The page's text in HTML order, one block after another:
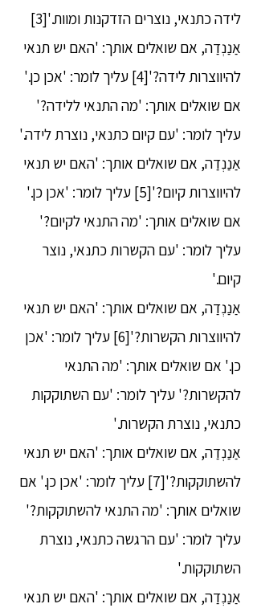
לידה כתנאי, נוצרים הזדקנות ומוות.'[3]
אַנַנְדַה, אם שואלים אותך: 'האם יש תנאי
להיווצרות לידה?'[4] עליך לומר: 'אכן כן.'
אם שואלים אותך: 'מה התנאי ללידה?'
עליך לומר: 'עם קיום כתנאי, נוצרת לידה.'
אַנַנְדַה, אם שואלים אותך: 'האם יש תנאי
להיווצרות קיום?'[5] עליך לומר: 'אכן כן.'
אם שואלים אותך: 'מה התנאי לקיום?'
עליך לומר: 'עם הקשרות כתנאי, נוצר
קיום.'
אַנַנְדַה, אם שואלים אותך: 'האם יש תנאי
להיווצרות הקשרות?'[6] עליך לומר: 'אכן
כן.' אם שואלים אותך: 'מה התנאי
להקשרות?' עליך לומר: 'עם השתוקקות
כתנאי, נוצרת הקשרות.'
אַנַנְדַה, אם שואלים אותך: 'האם יש תנאי
להשתוקקות?'[7] עליך לומר: 'אכן כן.' אם
שואלים אותך: 'מה התנאי להשתוקקות?'
עליך לומר: 'עם הרגשה כתנאי, נוצרת
השתוקקות.'
אַנַנְדַה, אם שואלים אותך: 'האם יש תנאי